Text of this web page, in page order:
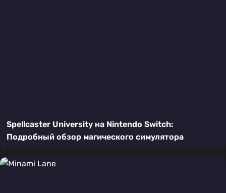
Spellcaster University на Nintendo Switch:
Подробный обзор магического симулятора